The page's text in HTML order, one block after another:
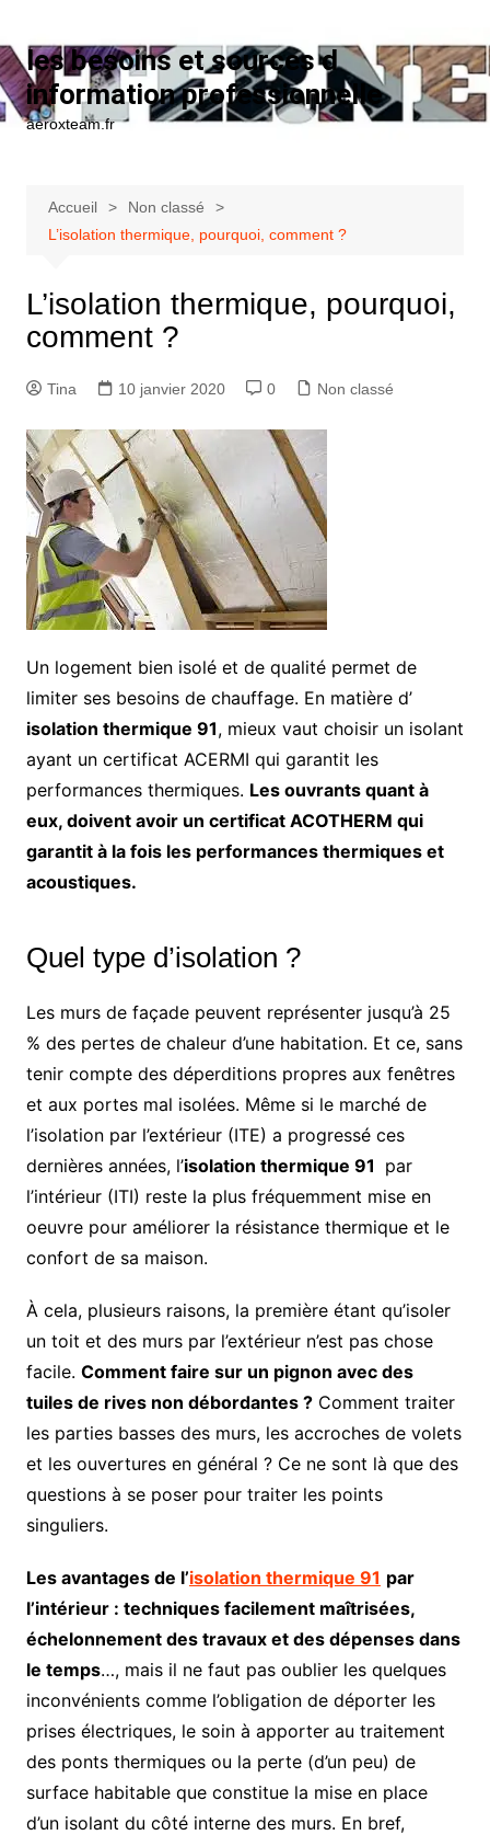
les besoins et sources d
information professionnelle
aeroxteam.fr
Accueil
Non classé
L’isolation thermique, pourquoi, comment ?
L’isolation thermique, pourquoi,
comment ?
Tina 10 janvier 2020 0 Non classé
Un logement bien isolé et de qualité permet de
limiter ses besoins de chauffage. En matière d’
isolation thermique 91, mieux vaut choisir un isolant
ayant un certificat ACERMI qui garantit les
performances thermiques. Les ouvrants quant à
eux, doivent avoir un certificat ACOTHERM qui
garantit à la fois les performances thermiques et
acoustiques.
Quel type d’isolation ?
Les murs de façade peuvent représenter jusqu’à 25
% des pertes de chaleur d’une habitation. Et ce, sans
tenir compte des déperditions propres aux fenêtres
et aux portes mal isolées. Même si le marché de
l’isolation par l’extérieur (ITE) a progressé ces
dernières années, l’isolation thermique 91 par
l’intérieur (ITI) reste la plus fréquemment mise en
oeuvre pour améliorer la résistance thermique et le
confort de sa maison.
À cela, plusieurs raisons, la première étant qu’isoler
un toit et des murs par l’extérieur n’est pas chose
facile. Comment faire sur un pignon avec des
tuiles de rives non débordantes ?Comment traiter
les parties basses des murs, les accroches de volets
et les ouvertures en général ? Ce ne sont là que des
questions à se poser pour traiter les points
singuliers.
Les avantages de l’isolation thermique 91 par
l’intérieur : techniques facilement maîtrisées,
échelonnement des travaux et des dépenses dans
le temps…, mais il ne faut pas oublier les quelques
inconvénients comme l’obligation de déporter les
prises électriques, le soin à apporter au traitement
des ponts thermiques ou la perte (d’un peu) de
surface habitable que constitue la mise en place
d’un isolant du côté interne des murs. En bref,